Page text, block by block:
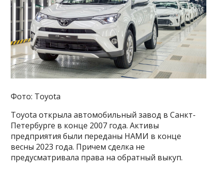
Фото: Toyota
Toyota открыла автомобильный завод в Санкт-
Петербурге в конце 2007 года. Активы
предприятия были переданы НАМИ в конце
весны 2023 года. Причем сделка не
предусматривала права на обратный выкуп.